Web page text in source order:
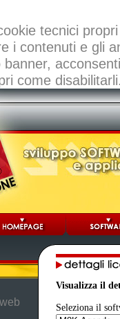
tecnici
i contenuti e gli
banner,
come
Visualizza il
Seleziona il